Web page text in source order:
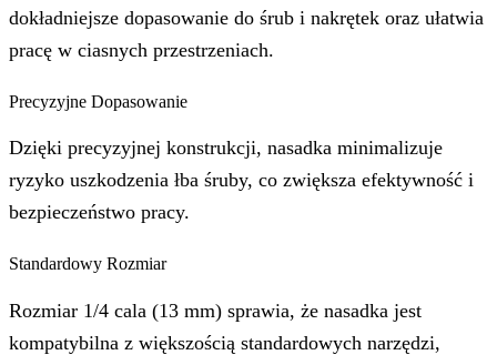
dokładniejsze dopasowanie do śrub i nakrętek oraz ułatwia
pracę w ciasnych przestrzeniach.
Precyzyjne Dopasowanie
Dzięki precyzyjnej konstrukcji, nasadka minimalizuje
ryzyko uszkodzenia łba śruby, co zwiększa efektywność i
bezpieczeństwo pracy.
Standardowy Rozmiar
Rozmiar 1/4 cala (13 mm) sprawia, że nasadka jest
kompatybilna z większością standardowych narzędzi,